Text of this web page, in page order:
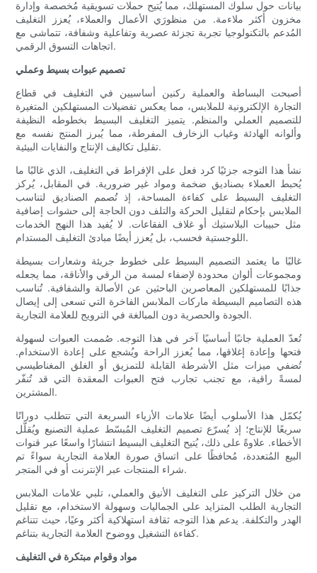
بيانات حول سلوك المستهلك، مما يُتيح حملات تسويقية مُخصصة وإدارة
مخزون أكثر ملاءمة. من منظورَي الأعمال والعملاء، يُعزز التغليف
المُدعم بالتكنولوجيا تجربة تجزئة عصرية وتفاعلية وشفافة، تتماشى مع
اتجاهات التسوق الرقمي.
تصميم عبوات بسيط وعملي
أصبحت البساطة والعملية ركنين أساسيين في التغليف في قطاع
التجارة الإلكترونية للملابس، مما يعكس تفضيلات المستهلكين المتغيرة
للتصميم العملي والمنظم. يتميز التغليف البسيط بخطوطه النظيفة
وألوانه الهادئة وغياب الزخارف المفرطة، مما يُبرز المنتج نفسه مع
تقليل تكاليف الإنتاج والنفايات البيئية.
نشأ هذا التوجه جزئيًا كرد فعل على الإفراط في التغليف، الذي غالبًا ما
يُحبط العملاء بصناديق ضخمة ومواد غير ضرورية. في المقابل، يُركز
التغليف البسيط على كفاءة المساحة، إذ تُصمم الصناديق لتناسب
الملابس بإحكام لتقليل الحركة والتلف دون الحاجة إلى حشوات إضافية
مثل حبيبات البلاستيك أو غلاف الفقاعات. لا يُفيد هذا النهج الخدمات
اللوجستية فحسب، بل يُعزز أيضًا مبادئ التغليف المستدام.
غالبًا ما يعتمد التصميم البسيط على خطوط جريئة وشعارات بسيطة
ومجموعات ألوان محدودة لإضفاء لمسة من الرقي والأناقة، مما يجعله
جذابًا للمستهلكين المعاصرين الباحثين عن الأصالة والشفافية. تُناسب
هذه التصاميم البسيطة ماركات الملابس الفاخرة التي تسعى إلى إيصال
الجودة والحصرية دون المبالغة في الترويج للعلامة التجارية.
تُعدّ العملية جانبًا أساسيًا آخر في هذا التوجه. صُممت العبوات لسهولة
فتحها وإعادة إغلاقها، مما يُعزز الراحة ويُشجع على إعادة الاستخدام.
تُضفي ميزات مثل الأشرطة القابلة للتمزيق أو الغلق المغناطيسي
لمسةً راقية، مع تجنب تجارب فتح العبوات المعقدة التي قد تُنفّر
المشترين.
يُكمّل هذا الأسلوب أيضًا علامات الأزياء السريعة التي تتطلب دورانًا
سريعًا للإنتاج؛ إذ يُسرّع تصميم التغليف المُبسّط عملية التصنيع ويُقلّل
الأخطاء. علاوةً على ذلك، يُتيح التغليف البسيط انتشارًا واسعًا عبر قنوات
البيع المُتعددة، مُحافظًا على اتساق صورة العلامة التجارية سواءً تم
شراء المنتجات عبر الإنترنت أو في المتجر.
من خلال التركيز على التغليف الأنيق والعملي، تلبي علامات الملابس
التجارية الطلب المتزايد على الجماليات وسهولة الاستخدام، مع تقليل
الهدر والتكلفة. يدعم هذا التوجه ثقافة استهلاكية أكثر وعيًا، حيث تتناغم
كفاءة التشغيل ووضوح العلامة التجارية بتناغم.
مواد وقوام مبتكرة في التغليف